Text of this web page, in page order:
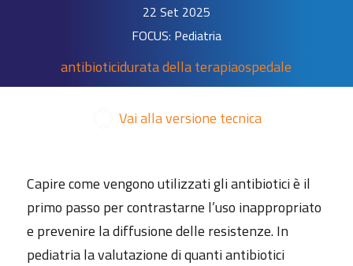
22 Set 2025
FOCUS: Pediatria
antibioticidurata della terapiaospedale
Vai alla versione tecnica
Capire come vengono utilizzati gli antibiotici è il
primo passo per contrastarne l’uso inappropriato
e prevenire la diffusione delle resistenze. In
pediatria la valutazione di quanti antibiotici